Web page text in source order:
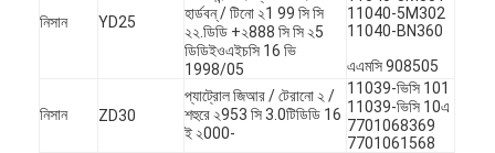
নিসান YD25
হার্ডবন্ / টিনো ২1 99 সি সি
২২.ডিডি +২888 সি সি ২5
ডিডিইওএইচসি 16 ভি
1998/05
11040-5M302
11040-BN360
এএমসি 908505
নিসান ZD30
প্যাট্রোল জিআর / টেরানো ২ /
শহুরে ২953 সি 3.0টিডিডি 16
ই ২000-
11039-ভিসি 101
11039-ভিসি 10এ
7701068369
7701061568